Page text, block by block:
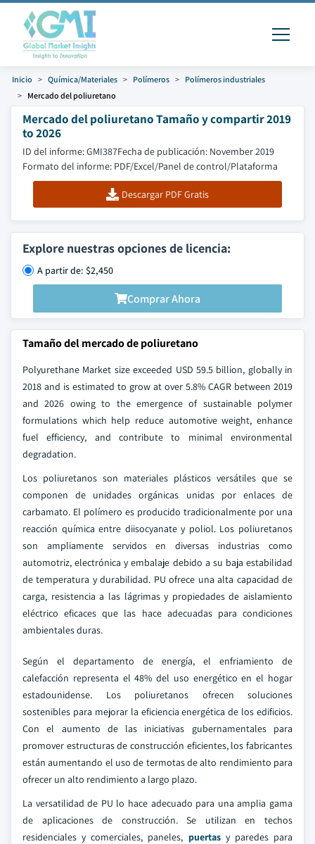
Inicio Química/Materiales Polímeros
Polímeros industriales
Mercado del poliuretano
Mercado del poliuretano Tamaño y compartir 2019
to 2026
ID del informe: GMI387Fecha de publicación: November 2019
Formato del informe: PDF/Excel/Panel de control/Plataforma
Descargar PDF Gratis
Explore nuestras opciones de licencia:
A partir de: $2,450
Comprar Ahora
Tamaño del mercado de poliuretano
Polyurethane Market size exceeded USD 59.5 billion, globally in
2018 and is estimated to grow at over 5.8% CAGR between 2019
and 2026 owing to the emergence of sustainable polymer
formulations which help reduce automotive weight, enhance
fuel efficiency, and contribute to minimal environmental
degradation.
Los poliuretanos son materiales plásticos versátiles que se
componen de unidades orgánicas unidas por enlaces de
carbamato. El polímero es producido tradicionalmente por una
reacción química entre diisocyanate y poliol. Los poliuretanos
son ampliamente servidos en diversas industrias como
automotriz, electrónica y embalaje debido a su baja estabilidad
de temperatura y durabilidad. PU ofrece una alta capacidad de
carga, resistencia a las lágrimas y propiedades de aislamiento
eléctrico eficaces que las hace adecuadas para condiciones
ambientales duras.
Según el departamento de energía, el enfriamiento de
calefacción representa el 48% del uso energético en el hogar
estadounidense. Los poliuretanos ofrecen soluciones
sostenibles para mejorar la eficiencia energética de los edificios.
Con el aumento de las iniciativas gubernamentales para
promover estructuras de construcción eficientes, los fabricantes
están aumentando el uso de termotas de alto rendimiento para
ofrecer un alto rendimiento a largo plazo.
La versatilidad de PU lo hace adecuado para una amplia gama
de aplicaciones de construcción. Se utilizan en techos
residenciales y comerciales, paneles, puertasy paredes para